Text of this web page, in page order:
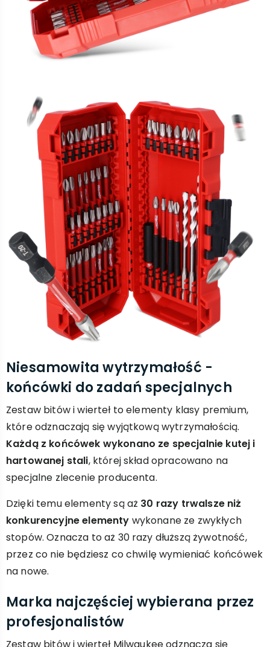
Niesamowita wytrzymałość -
końcówki do zadań specjalnych
Zestaw bitów i wierteł to elementy klasy premium,
które odznaczają się wyjątkową wytrzymałością.
Każdą z końcówek wykonano ze specjalnie kutej i
hartowanej stali, której skład opracowano na
specjalne zlecenie producenta.
Dzięki temu elementy są aż 30 razy trwalsze niż
konkurencyjne elementy wykonane ze zwykłych
stopów. Oznacza to aż 30 razy dłuższą żywotność,
przez co nie będziesz co chwilę wymieniać końcówek
na nowe.
Marka najczęściej wybierana przez
profesjonalistów